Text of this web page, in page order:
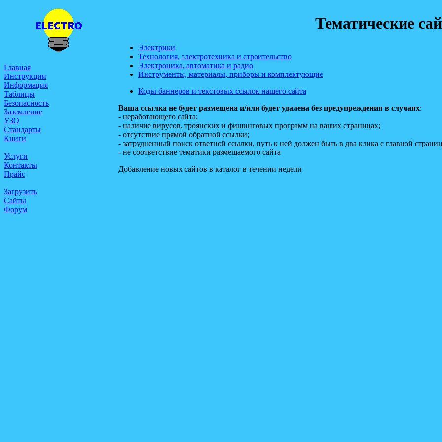
Главная
Инструкции
Информация
Таблицы
Безопасность
Заземление
УЗО
Стандарты
Книги
Услуги
Контакты
Прайс
Загрузить
Сайты
Форум
Тематические
Электрики
Технология, электротехника и строительство
Электроника, автоматика и радио
Инструменты, материалы, приборы и комплектующие
Коды баннеров и текстовых ссылок нашего сайта
Ваша ссылка не будет размещена и/или будет удалена без предупреждения в случаях:
- неработающего сайта;
- наличие вирусов, троянских и фишинговых программ на ваших страницах;
- отсутствие прямой обратной ссылки;
- затрудненный поиск ответной ссылки, путь к ней должен быть в два клика с главной
- не соответствие тематики размещаемого сайта
Добавление новых сайтов в каталог в течении недели